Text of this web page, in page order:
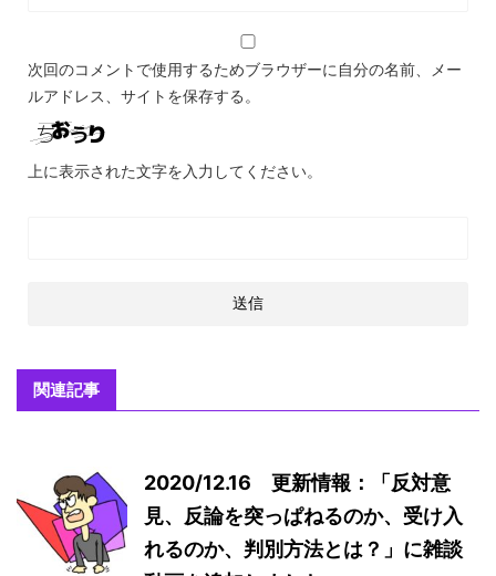
次回のコメントで使用するためブラウザーに自分の名前、メー
ルアドレス、サイトを保存する。
上に表示された文字を入力してください。
関連記事
2020/12.16 更新情報：「反対意
見、反論を突っぱねるのか、受け入
れるのか、判別方法とは？」に雑談